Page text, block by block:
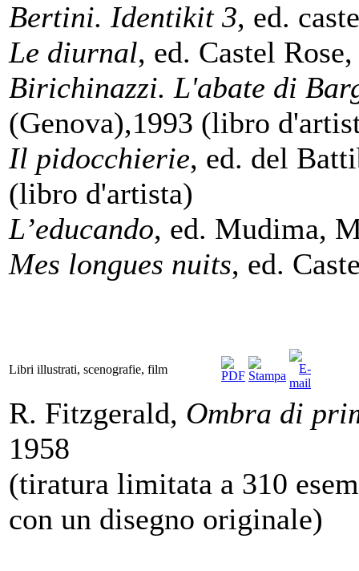
Bertini. Identikit 3, ed.
Le diurnal, ed. Castel
Birichinazzi. L'abate di
(Genova),1993 (libro
Il pidocchierie, ed. del
(libro d'artista)
L’educando, ed. Mudima,
Mes longues nuits, ed.
Libri illustrati, scenografie, film
R. Fitzgerald, Ombra di
1958
(tiratura limitata a 310
con un disegno originale)